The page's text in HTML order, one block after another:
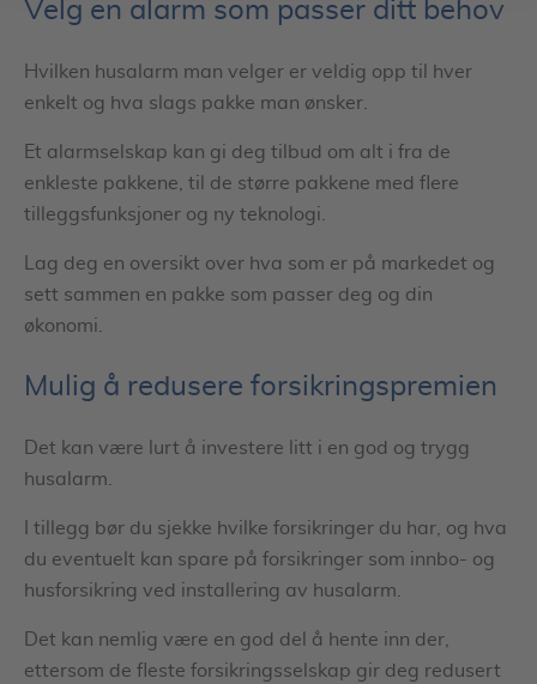
Velg en alarm som passer ditt behov
Hvilken husalarm man velger er veldig opp til hver
enkelt og hva slags pakke man ønsker.
Et alarmselskap kan gi deg tilbud om alt i fra de
enkleste pakkene, til de større pakkene med flere
tilleggsfunksjoner og ny teknologi.
Lag deg en oversikt over hva som er på markedet og
sett sammen en pakke som passer deg og din
økonomi.
Mulig å redusere forsikringspremien
Det kan være lurt å investere litt i en god og trygg
husalarm.
I tillegg bør du sjekke hvilke forsikringer du har, og hva
du eventuelt kan spare på forsikringer som innbo- og
husforsikring ved installering av husalarm.
Det kan nemlig være en god del å hente inn der,
ettersom de fleste forsikringsselskap gir deg redusert